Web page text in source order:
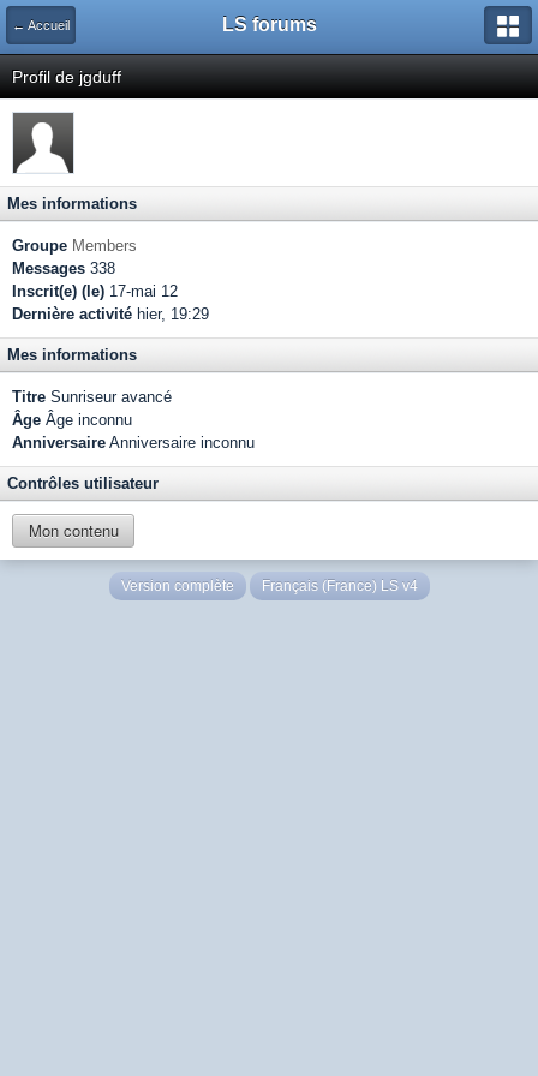
← Accueil LS forums
Profil de jgduff
Mes informations
Groupe Members
Messages 338
Inscrit(e) (le) 17-mai 12
Dernière activité hier, 19:29
Mes informations
Titre Sunriseur avancé
Âge Âge inconnu
Anniversaire Anniversaire inconnu
Contrôles utilisateur
Mon contenu
Version complète Français (France) LS v4